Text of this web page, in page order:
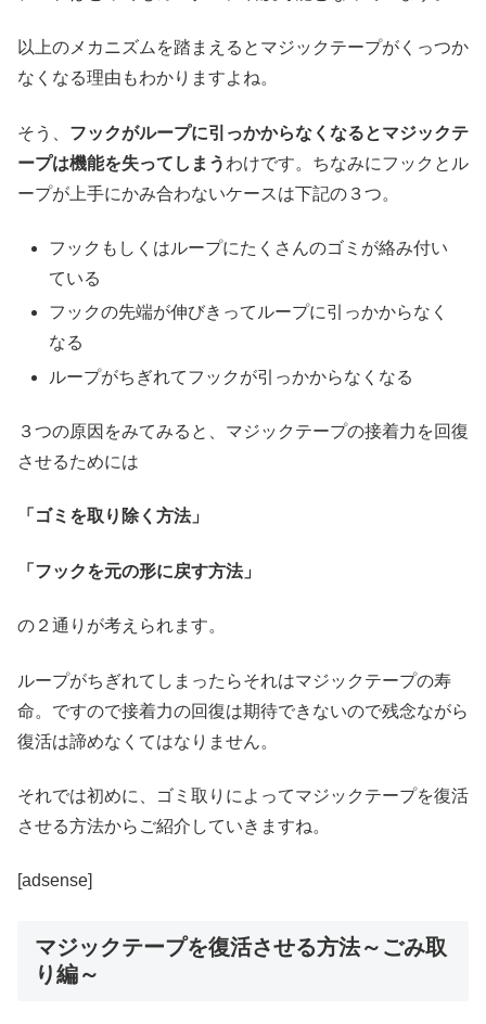
以上のメカニズムを踏まえるとマジックテープがくっつか
なくなる理由もわかりますよね。
そう、 フックがループに引っかからなくなるとマジックテ
ープは機能を失ってしまう わけです。ちなみにフックとル
ープが上手にかみ合わないケースは下記の３つ。
フックもしくはループにたくさんのゴミが絡み付い
ている
フックの先端が伸びきってループに引っかからなく
なる
ループがちぎれてフックが引っかからなくなる
３つの原因をみてみると、マジックテープの接着力を回復
させるためには
「ゴミを取り除く方法」
「フックを元の形に戻す方法」
の２通りが考えられます。
ループがちぎれてしまったらそれはマジックテープの寿
命。ですので接着力の回復は期待できないので残念ながら
復活は諦めなくてはなりません。
それでは初めに、ゴミ取りによってマジックテープを復活
させる方法からご紹介していきますね。
[adsense]
マジックテープを復活させる方法～ごみ取
り編～